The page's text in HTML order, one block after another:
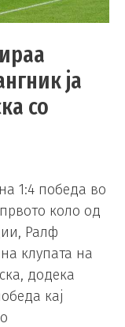
ја
со
1:4 победа во
коло од
Ралф
клупата на
додека
кај